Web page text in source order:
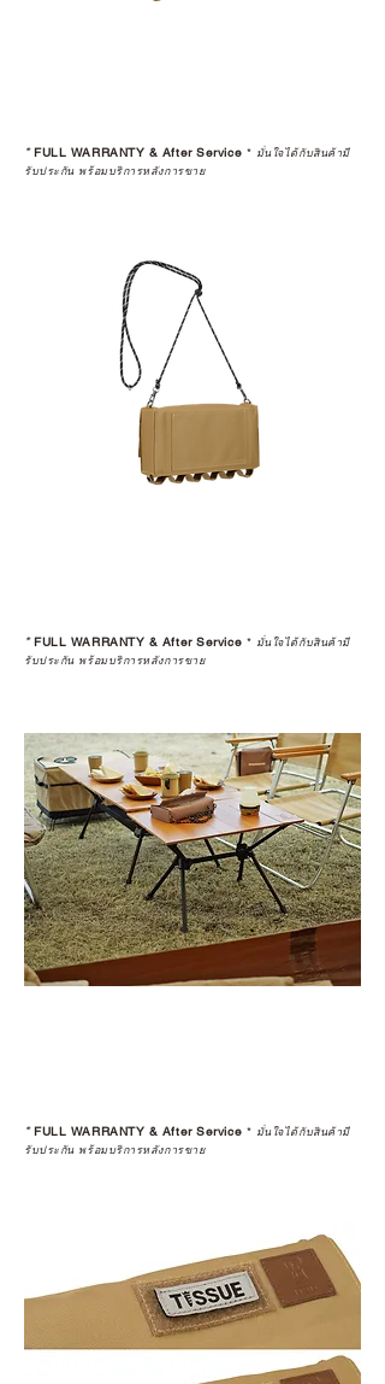
*FULL WARRANTY & After Service * มั่นใจได้กับสินค้ามี
รับประกัน พร้อมบริการหลังการขาย
*FULL WARRANTY & After Service * มั่นใจได้กับสินค้ามี
รับประกัน พร้อมบริการหลังการขาย
*FULL WARRANTY & After Service * มั่นใจได้กับสินค้ามี
รับประกัน พร้อมบริการหลังการขาย